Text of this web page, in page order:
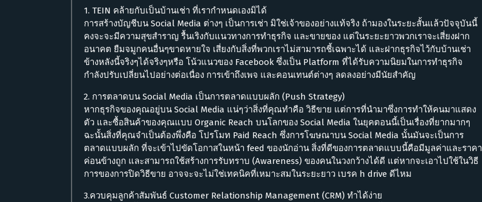
1. TEIN คล้ายกับเป็นบ้านเช่า ที่เรากำหนดเองมิได้
การสร้างบัญชีบน Social Media ต่างๆ เป็นการเช่า มิใช่เจ้าของอย่างแท้จริง ถ้ามองในระยะสั้นแล้วปัจจุบันนี้
คงจะจะมีความสุขสำราญ รื้นเริงกับแนวทางการทำธุรกิจ และขายของ แต่ในระยะยาวพวกเราจะเสี่ยงฝาก
อนาคต ยืมจมูกคนอื่นๆขาดหายใจ เสี่ยงกับสิ่งที่พวกเราไม่สามารถชี้เฉพาะได้ และฝากธุรกิจไว้กับบ้านเช่า
ข้างหลังนี้จริงๆได้จริงๆหรือ โน้วแนวของ Facebook ซึ่งเป็น Platform ที่ได้รับความนิยมในการทำธุรกิจ
กำลังปรับเปลี่ยนไปอย่างต่อเนื่อง การเข้าถึงเพจ และคอนเทนต์ต่างๆ ลดลงอย่างมีนัยสำคัญ
2. การตลาดบน Social Media เป็นการตลาดแบบผลัก (Push Strategy)
หากธุรกิจของคุณอยู่บน Social Media แน่ๆว่าสิ่งที่คุณทำคือ วิธีขาย แต่การที่นำมาซึ่งการทำให้คนมาแสดง
ตัว และซื้อสินค้าของคุณแบบ Organic Reach บนโลกของ Social Media ในยุคตอนนี้เป็นเรื่องที่ยากมากๆ
ฉะนั้นสิ่งที่คุณจำเป็นต้องพึ่งคือ โปรโมท Paid Reach ซึ่งการโฆษณาบน Social Media นั้นมันจะเป็นการ
ตลาดแบบผลัก ที่จะเข้าไปขัดโอกาสในหน้า feed ของนักอ่าน สิ่งที่ดีของการตลาดแบบนี้คือมีมูลค่าและราคา
ค่อนข้างถูก และสามารถใช้สร้างการรับทราบ (Awareness) ของคนในวงกว้างได้ดี แต่หากจะเอาไปใช้ในวิธี
การของการปิดวิธีขาย อาจจะจะไม่ใช่เทคนิคที่เหมาะสมในระยะยาว เบรค h drive ดีไหม
3.ควบคุมลูกค้าสัมพันธ์ Customer Relationship Management (CRM) ทำได้ง่าย